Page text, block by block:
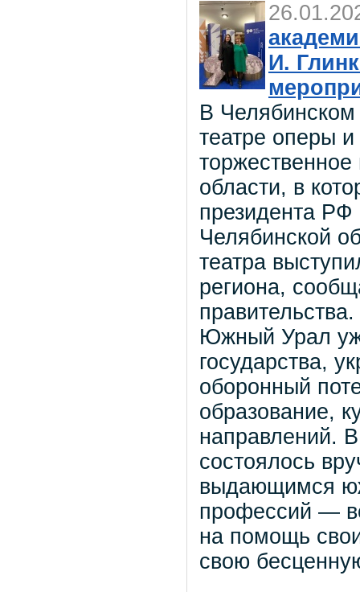
И.
В Челябинском
театре оперы
области, в
президента
Челябинской
театра
региона,
Южный Урал
государства,
оборонный
образование,
направлений.
состоялось
выдающимся
профессий —
на помощь
свою